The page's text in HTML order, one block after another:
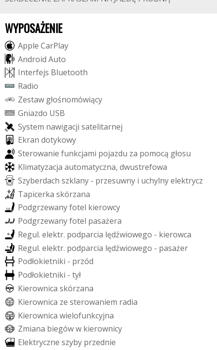
WYPOSAŻENIE
Apple CarPlay
Android Auto
Interfejs Bluetooth
Radio
Zestaw głośnomówiący
Gniazdo USB
System nawigacji satelitarnej
Ekran dotykowy
Sterowanie funkcjami pojazdu za pomocą głosu
Klimatyzacja automatyczna, dwustrefowa
Szyberdach szklany - przesuwny i uchylnyelektrycz
Tapicerka skórzana
Podgrzewanyfotel kierowcy
Podgrzewanyfotel pasażera
Regul. elektr. podparcia lędźwiowego - kierowca
Regul. elektr. podparcia lędźwiowego - pasażer
Podłokietniki - przód
Podłokietniki - tył
Kierownica skórzana
Kierownica ze sterowaniem radia
Kierownica wielofunkcyjna
Zmiana biegóww kierownicy
Elektryczne szyby przednie